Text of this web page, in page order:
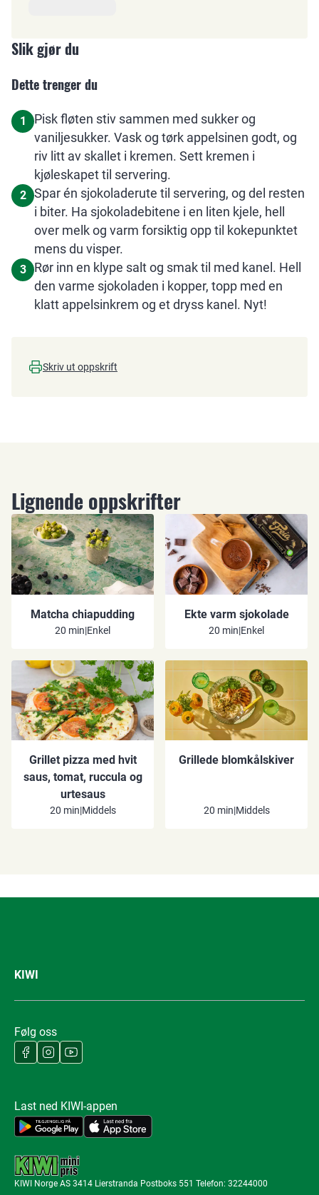
Slik gjør du
Dette trenger du
1
Pisk fløten stiv sammen med sukker og
vaniljesukker. Vask og tørk appelsinen godt, og
riv litt av skallet i kremen. Sett kremen i
kjøleskapet til servering.
2
Spar én sjokoladerute til servering, og del resten
i biter. Ha sjokoladebitene i en liten kjele, hell
over melk og varm forsiktig opp til kokepunktet
mens du visper.
3
Rør inn en klype salt og smak til med kanel. Hell
den varme sjokoladen i kopper, topp med en
klatt appelsinkrem og et dryss kanel. Nyt!
Skriv ut oppskrift
Lignende oppskrifter
Matcha chiapudding
20 min|Enkel
Ekte varm sjokolade
20 min|Enkel
Grillet pizza med hvit
saus, tomat, ruccula og
urtesaus
20 min|Middels
Grillede blomkålskiver
20 min|Middels
KIWI
Følg oss
Last ned KIWI-appen
KIWI Norge AS 3414 Lierstranda Postboks 551 Telefon: 32244000